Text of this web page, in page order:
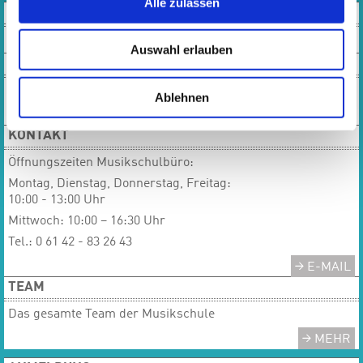
Auswahl erlauben
Ablehnen
KONTAKT
Öffnungszeiten Musikschulbüro:
Montag, Dienstag, Donnerstag, Freitag:
10:00 - 13:00 Uhr
Mittwoch: 10:00 – 16:30 Uhr
Tel.: 0 61 42 - 83 26 43
E-MAIL
TEAM
Das gesamte Team der Musikschule
MEHR